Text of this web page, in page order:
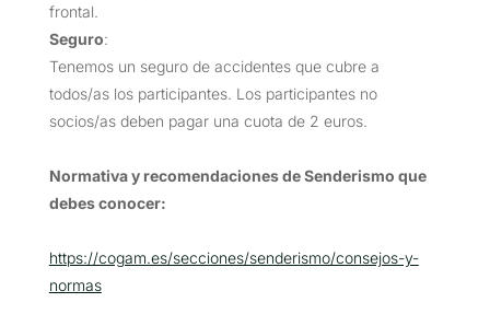
frontal.
Seguro:
Tenemos un seguro de accidentes que cubre a
todos/as los participantes. Los participantes no
socios/as deben pagar una cuota de 2 euros.
Normativa y recomendaciones de Senderismo que
debes conocer:
https://cogam.es/secciones/senderismo/consejos-y-
normas